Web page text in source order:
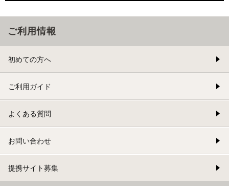
ご利用情報
初めての方へ
ご利用ガイド
よくある質問
お問い合わせ
提携サイト募集